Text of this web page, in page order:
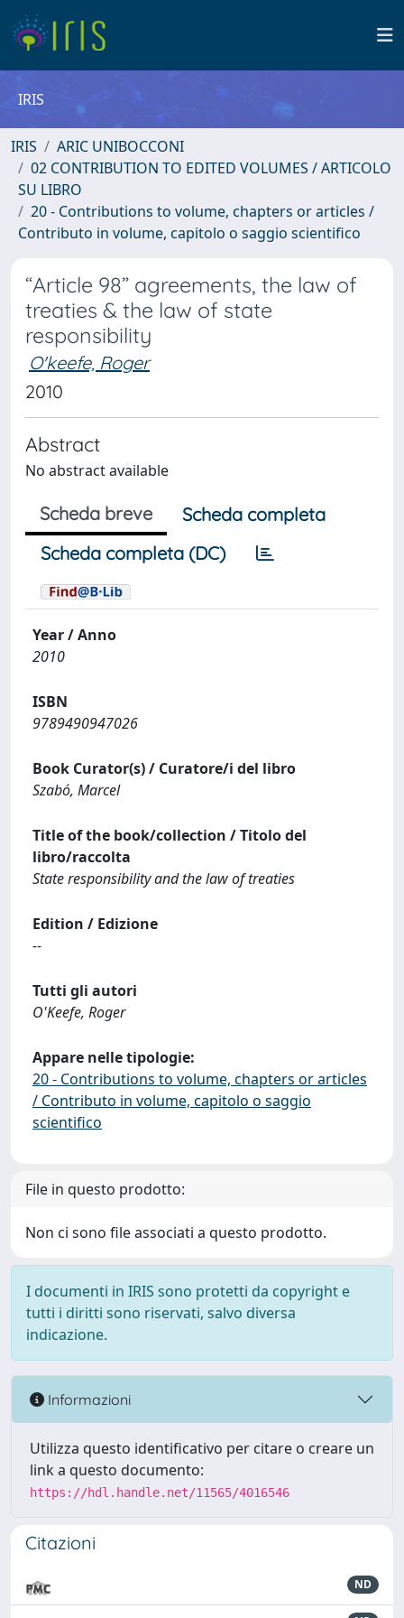
IRIS
IRIS
ARIC UNIBOCCONI
02 CONTRIBUTION TO EDITED VOLUMES / ARTICOLO
SU LIBRO
20 - Contributions to volume, chapters or articles /
Contributo in volume, capitolo o saggio scientifico
“Article 98” agreements, the law of
treaties & the law of state
responsibility
O'keefe, Roger
2010
Abstract
No abstract available
Scheda breve
Scheda completa
Scheda completa (DC)
Year / Anno
2010
ISBN
9789490947026
Book Curator(s) / Curatore/i del libro
Szabó, Marcel
Title of the book/collection / Titolo del
libro/raccolta
State responsibility and the law of treaties
Edition / Edizione
--
Tutti gli autori
O'Keefe, Roger
Appare nelle tipologie:
20 - Contributions to volume, chapters or articles
/ Contributo in volume, capitolo o saggio
scientifico
File in questo prodotto:
Non ci sono file associati a questo prodotto.
I documenti in IRIS sono protetti da copyright e
tutti i diritti sono riservati, salvo diversa
indicazione.
Informazioni
Utilizza questo identificativo per citare o creare un
link a questo documento:
https://hdl.handle.net/11565/4016546
Citazioni
ND